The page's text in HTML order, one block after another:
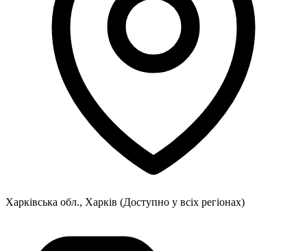
Харківська обл., Харків (Доступно у всіх регіонах)